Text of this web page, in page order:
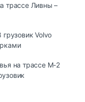
трассе Ливны –
Volvo
на трассе М-2